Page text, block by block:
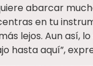
abarcar
en tu
lejos. Aun así,
hasta aquí”,